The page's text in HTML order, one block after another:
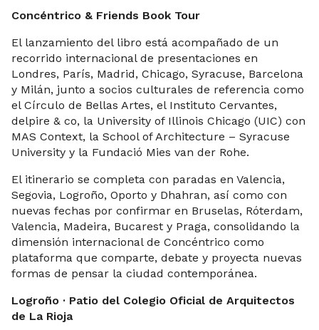
Concéntrico & Friends Book Tour
El lanzamiento del libro está acompañado de un
recorrido internacional de presentaciones en
Londres, París, Madrid, Chicago, Syracuse, Barcelona
y Milán, junto a socios culturales de referencia como
el Círculo de Bellas Artes, el Instituto Cervantes,
delpire & co, la University of Illinois Chicago (UIC) con
MAS Context, la School of Architecture – Syracuse
University y la Fundació Mies van der Rohe.
El itinerario se completa con paradas en Valencia,
Segovia, Logroño, Oporto y Dhahran, así como con
nuevas fechas por confirmar en Bruselas, Róterdam,
Valencia, Madeira, Bucarest y Praga, consolidando la
dimensión internacional de Concéntrico como
plataforma que comparte, debate y proyecta nuevas
formas de pensar la ciudad contemporánea.
Logroño · Patio del Colegio Oficial de Arquitectos
de La Rioja